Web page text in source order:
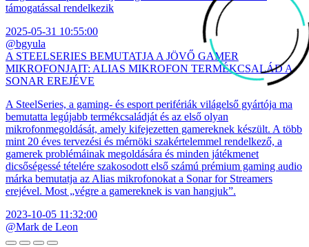
támogatással rendelkezik
2025-05-31 10:55:00
@bgyula
A STEELSERIES BEMUTATJA A JÖVŐ GAMER
MIKROFONJAIT: ALIAS MIKROFON TERMÉKCSALÁD A
SONAR EREJÉVE
A SteelSeries, a gaming- és esport perifériák világelső gyártója ma
bemutatta legújabb termékcsaládját és az első olyan
mikrofonmegoldását, amely kifejezetten gamereknek készült. A több
mint 20 éves tervezési és mérnöki szakértelemmel rendelkező, a
gamerek problémáinak megoldására és minden játékmenet
dicsőségessé tételére szakosodott első számú prémium gaming audio
márka bemutatja az Alias mikrofonokat a Sonar for Streamers
erejével. Most „végre a gamereknek is van hangjuk”.
2023-10-05 11:32:00
@Mark de Leon